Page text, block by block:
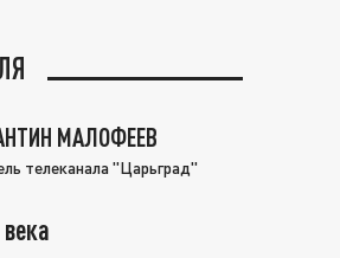
МАЛОФЕЕВ
телеканала "Царьград"